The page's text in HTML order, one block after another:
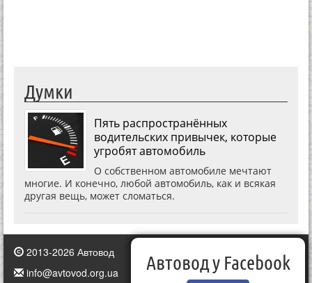
Думки
Пять распространённых
водительских привычек, которые
угробят автомобиль
О собственном автомобиле мечтают
многие. И конечно, любой автомобиль, как и всякая
другая вещь, может сломаться.
2013-2026 Автовод
info@avtovod.org.ua
Автовод у Facebook